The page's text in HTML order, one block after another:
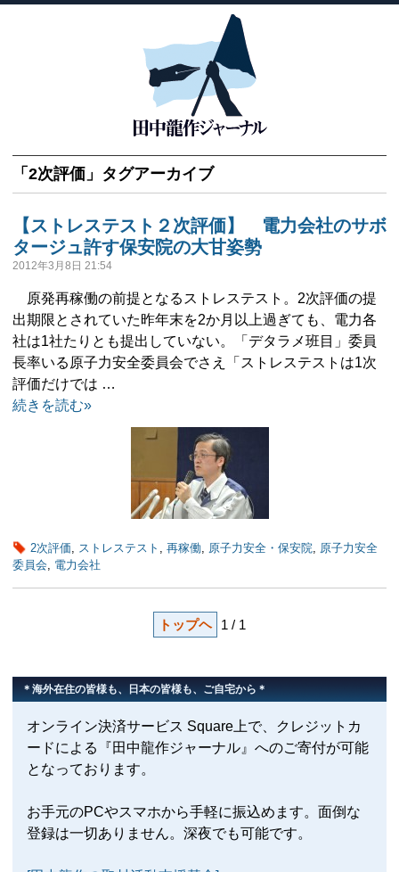
「 2次評価 」タグアーカイブ
【ストレステスト２次評価】 電力会社のサボ
タージュ許す保安院の大甘姿勢
2012年3月8日 21:54
原発再稼働の前提となるストレステスト。2次評価の提
出期限とされていた昨年末を2か月以上過ぎても、電力各
社は1社たりとも提出していない。「デタラメ班目」委員
長率いる原子力安全委員会でさえ「ストレステストは1次
評価だけでは …
続きを読む»
2次評価, ストレステスト , 再稼働, 原子力安全・保安院, 原子力安全
委員会, 電力会社
トップヘ 1 / 1
＊海外在住の皆様も、日本の皆様も、ご自宅から＊
オンライン決済サービス Square上で、クレジットカ
ードによる『田中龍作ジャーナル』へのご寄付が可能
となっております。
お手元のPCやスマホから手軽に振込めます。面倒な
登録は一切ありません。深夜でも可能です。